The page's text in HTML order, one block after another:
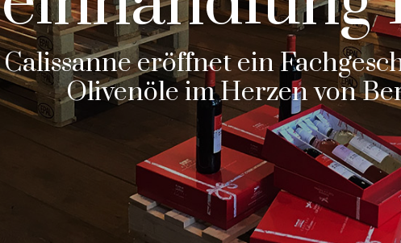
eröffnet ein
Olivenöle im Herzen von